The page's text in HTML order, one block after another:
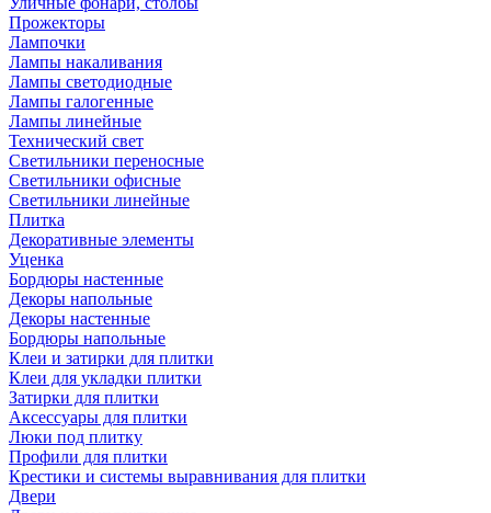
Прожекторы
Лампочки
Лампы накаливания
Лампы светодиодные
Лампы галогенные
Лампы линейные
Технический свет
Светильники переносные
Светильники офисные
Светильники линейные
Плитка
Декоративные элементы
Уценка
Бордюры настенные
Декоры напольные
Декоры настенные
Бордюры напольные
Клеи и затирки для плитки
Клеи для укладки плитки
Затирки для плитки
Аксессуары для плитки
Люки под плитку
Профили для плитки
Крестики и системы выравнивания для плитки
Двери